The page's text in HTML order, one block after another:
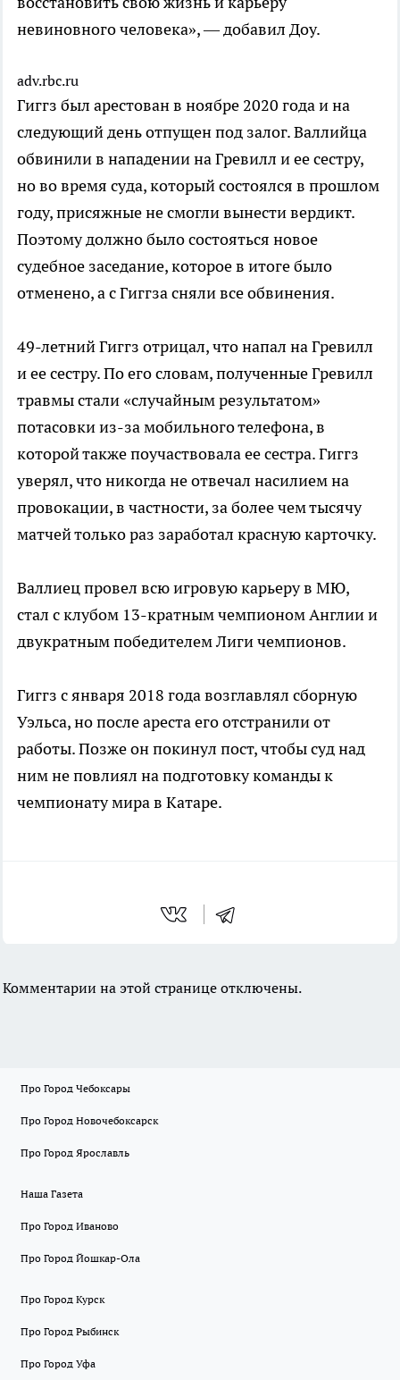
невиновного человека», — добавил Доу.
adv.rbc.ru
Гиггз был арестован в ноябре 2020 года и на
следующий день отпущен под залог. Валлийца
обвинили в нападении на Гревилл и ее сестру,
но во время суда, который состоялся в прошлом
году, присяжные не смогли вынести вердикт.
Поэтому должно было состояться новое
судебное заседание, которое в итоге было
отменено, а с Гиггза сняли все обвинения.
49-летний Гиггз отрицал, что напал на Гревилл
и ее сестру. По его словам, полученные Гревилл
травмы стали «случайным результатом»
потасовки из-за мобильного телефона, в
которой также поучаствовала ее сестра. Гиггз
уверял, что никогда не отвечал насилием на
провокации, в частности, за более чем тысячу
матчей только раз заработал красную карточку.
Валлиец провел всю игровую карьеру в МЮ,
стал с клубом 13-кратным чемпионом Англии и
двукратным победителем Лиги чемпионов.
Гиггз с января 2018 года возглавлял сборную
Уэльса, но после ареста его отстранили от
работы. Позже он покинул пост, чтобы суд над
ним не повлиял на подготовку команды к
чемпионату мира в Катаре.
Комментарии на этой странице отключены.
Про Город Чебоксары
Про Город Новочебоксарск
Про Город Ярославль
Наша Газета
Про Город Иваново
Про Город Йошкар-Ола
Про Город Курск
Про Город Рыбинск
Про Город Уфа